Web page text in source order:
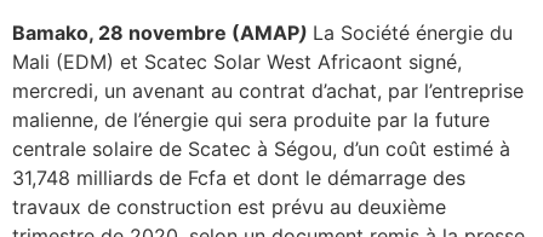
Bamako, 28 novembre (AMAP) La Société énergie du
Mali (EDM) et Scatec Solar West Africaont signé,
mercredi, un avenant au contrat d’achat, par l’entreprise
malienne, de l’énergie qui sera produite par la future
centrale solaire de Scatec à Ségou, d’un coût estimé à
31,748 milliards de Fcfa et dont le démarrage des
travaux de construction est prévu au deuxième